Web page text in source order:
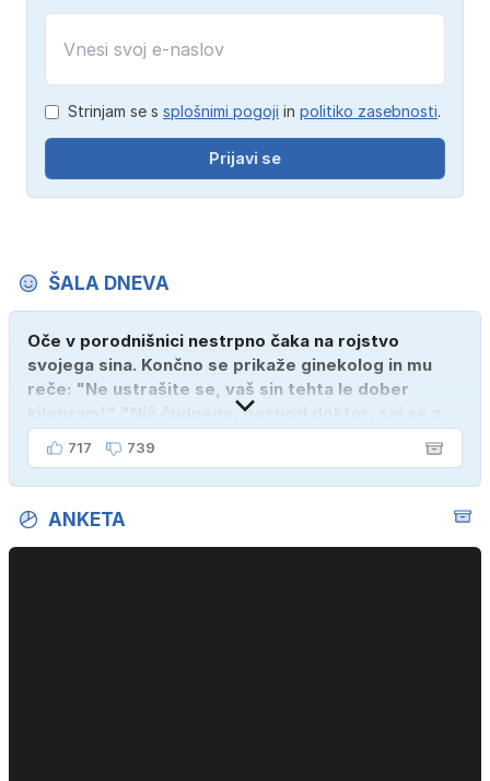
Strinjam se s splošnimi pogoji in politiko zasebnosti.
Prijavi se
ŠALA DNEVA
Oče v porodnišnici nestrpno čaka na rojstvo
svojega sina. Končno se prikaže ginekolog in mu
reče: "Ne ustrašite se, vaš sin tehta le dober
kilogram!" "Nič čudnega, gospod doktor, saj se z
ženo poznava šele tri mesece."
717 739
ANKETA